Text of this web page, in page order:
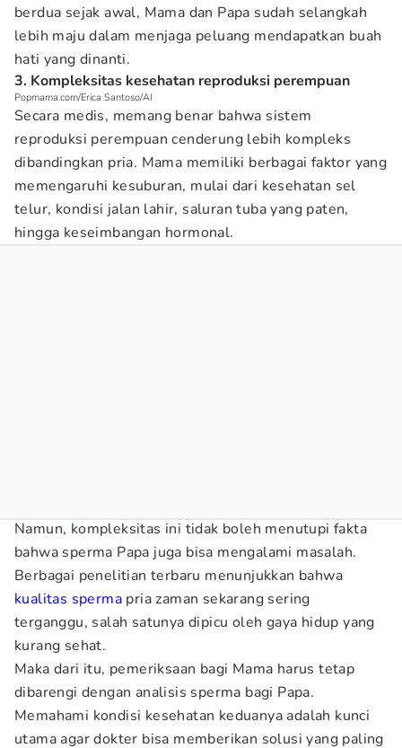
berdua sejak awal, Mama dan Papa sudah selangkah
lebih maju dalam menjaga peluang mendapatkan buah
hati yang dinanti.
3. Kompleksitas kesehatan reproduksi perempuan
Popmama.com/Erica Santoso/AI
Secara medis, memang benar bahwa sistem
reproduksi perempuan cenderung lebih kompleks
dibandingkan pria. Mama memiliki berbagai faktor yang
memengaruhi kesuburan, mulai dari kesehatan sel
telur, kondisi jalan lahir, saluran tuba yang paten,
hingga keseimbangan hormonal.
Namun, kompleksitas ini tidak boleh menutupi fakta
bahwa sperma Papa juga bisa mengalami masalah.
Berbagai penelitian terbaru menunjukkan bahwa
kualitas sperma pria zaman sekarang sering
terganggu, salah satunya dipicu oleh gaya hidup yang
kurang sehat.
Maka dari itu, pemeriksaan bagi Mama harus tetap
dibarengi dengan analisis sperma bagi Papa.
Memahami kondisi kesehatan keduanya adalah kunci
utama agar dokter bisa memberikan solusi yang paling